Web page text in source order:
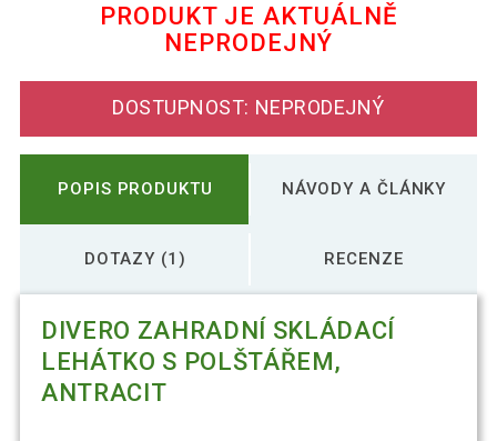
PRODUKT JE AKTUÁLNĚ
NEPRODEJNÝ
DOSTUPNOST: NEPRODEJNÝ
POPIS PRODUKTU NÁVODY A ČLÁNKY
DOTAZY (1) RECENZE
DIVERO ZAHRADNÍ SKLÁDACÍ
LEHÁTKO S POLŠTÁŘEM,
ANTRACIT